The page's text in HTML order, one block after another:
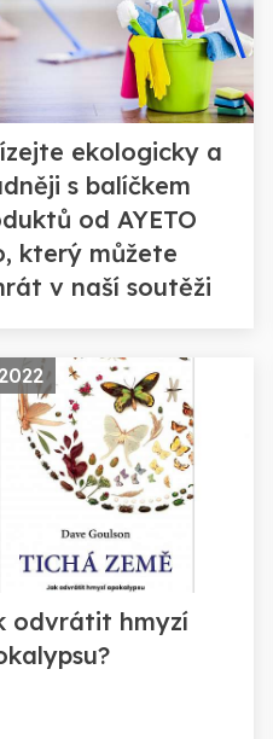
ekologicky a
s balíčkem
od AYETO
který můžete
v naší soutěži
odvrátit hmyzí